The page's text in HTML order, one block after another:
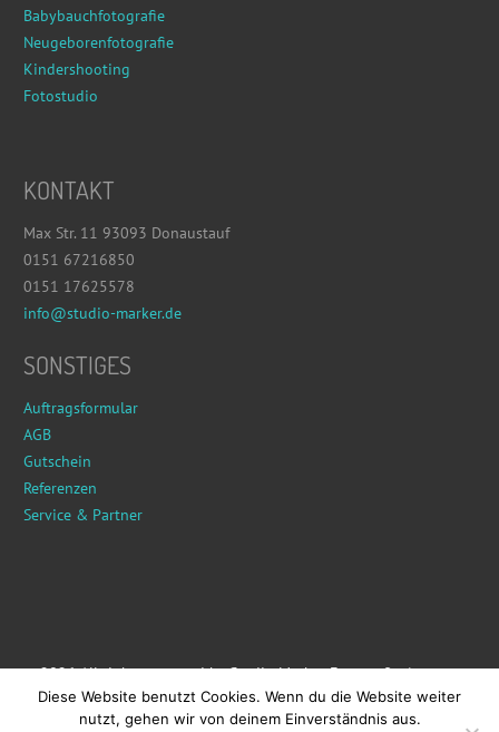
Babybauchfotografie
Neugeborenfotografie
Kindershooting
Fotostudio
KONTAKT
Max Str. 11 93093 Donaustauf
0151 67216850
0151 17625578
info@studio-marker.de
SONSTIGES
Auftragsformular
AGB
Gutschein
Referenzen
Service & Partner
© 2026 All rights reserved by Studio Marker Fotografie /
Impressum
Diese Website benutzt Cookies. Wenn du die Website weiter
nutzt, gehen wir von deinem Einverständnis aus.